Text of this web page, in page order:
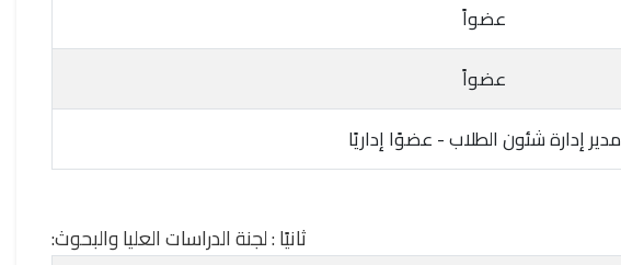
عضواً
عضواً
مدير إدارة شئون الطلاب - عضوًا إداريًا
ثانيًا : لجنة الدراسات العليا والبحوث: